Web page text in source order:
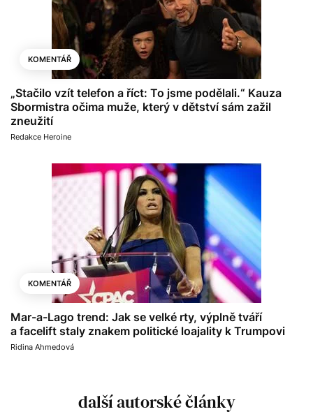
KOMENTÁŘ
„Stačilo vzít telefon a říct: To jsme podělali.“ Kauza
Sbormistra očima muže, který v dětství sám zažil
zneužití
Redakce Heroine
KOMENTÁŘ
Mar-a-Lago trend: Jak se velké rty, výplně tváří
a facelift staly znakem politické loajality k Trumpovi
Ridina Ahmedová
další autorské články